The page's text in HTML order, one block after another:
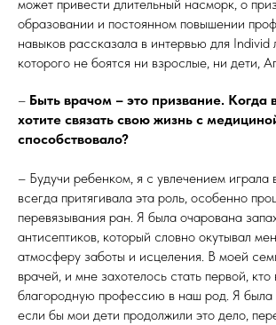
может привести длительный насморк, о
образовании и постоянном повышении
навыков рассказала в интервью для Individ
которого не боятся ни взрослые, ни дети,
– Быть врачом – это призвание. Когда
хотите связать свою жизнь с
способствовало?
– Будучи ребенком, я с увлечением играла
всегда притягивала эта роль, особенно
перевязывания ран. Я была очарована
антисептиков, который словно окутывал
атмосферу заботы и исцеления. В моей
врачей, и мне захотелось стать первой, кто
благородную профессию в наш род. Я была
если бы мои дети продолжили это дело,